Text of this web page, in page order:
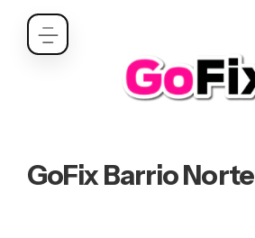
GoFix Barrio Norte